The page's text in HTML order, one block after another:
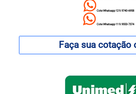
Cote Whatsapp 12 9.9740-6958
Cote Whatsapp 11 9.9553-7374
Faça sua cotação